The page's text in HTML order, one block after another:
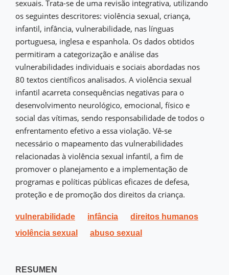
sexuais. Trata-se de uma revisão integrativa, utilizando
os seguintes descritores: violência sexual, criança,
infantil, infância, vulnerabilidade, nas línguas
portuguesa, inglesa e espanhola. Os dados obtidos
permitiram a categorização e análise das
vulnerabilidades individuais e sociais abordadas nos
80 textos científicos analisados. A violência sexual
infantil acarreta consequências negativas para o
desenvolvimento neurológico, emocional, físico e
social das vítimas, sendo responsabilidade de todos o
enfrentamento efetivo a essa violação. Vê-se
necessário o mapeamento das vulnerabilidades
relacionadas à violência sexual infantil, a fim de
promover o planejamento e a implementação de
programas e políticas públicas eficazes de defesa,
proteção e de promoção dos direitos da criança.
vulnerabilidade infância
direitos humanos
violência sexual
abuso sexual
RESUMEN